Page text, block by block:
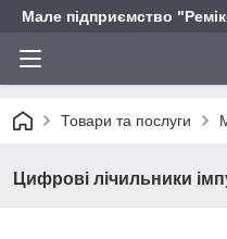
Мале підприємство
Товари та послуги
Цифрові лічильники